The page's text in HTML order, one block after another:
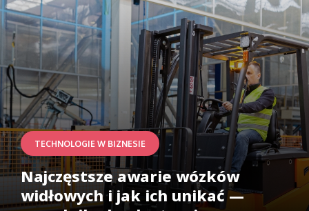
TECHNOLOGIE W BIZNESIE
Najczęstsze awarie wózków
widłowych i jak ich unikać —